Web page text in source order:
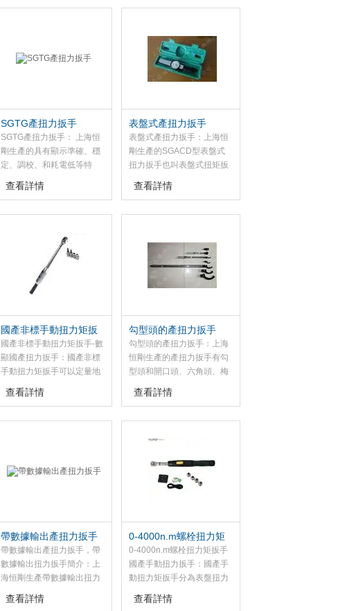
業的空間小，用力過猛損壞
220V50/60Hz 精度±5%。
SGTG產扭力扳手
SGTG產扭力扳手： 上海恒
剛生產的具有顯示準確、穩
定、調校、和耗電低等特
點，該產扭力扳手適用于螺
紋緊固扭矩的準確裝配和控
查看詳情
表盤式產扭力扳手
表盤式產扭力扳手：上海恒
剛生產的SGACD型表盤式
扭力扳手也叫表盤式扭矩扳
手或表盤式力矩扳手。力矩
是力和距離的乘積，在緊固
矩過大螺紋，所以用表盤式
扭力扳手來操作。
查看詳情
國產非標手動扭力矩扳
手-數顯國產扭力扳手
國產非標手動扭力矩扳手-數
顯國產扭力扳手：國產非標
手動扭力矩扳手可以定量地
緊固檢測螺栓、控制扭力矩
并以數字的形式顯示緊固力
等行業的螺栓緊固檢測及控
查看詳情
勾型頭的產扭力扳手
勾型頭的產扭力扳手：上海
恒剛生產的產扭力扳手有勾
型頭和開口頭、六角頭、梅
花頭、活動扳手頭等多種規
格，我扭力扳手用于檢驗汽
力扳手主要用于航空、航
械、電力、發動機、內燃機
等行業對緊固力矩有嚴格要
查看詳情
帶數據輸出產扭力扳手
帶數據輸出產扭力扳手，帶
數據輸出扭力扳手簡介：上
海恒剛生產帶數據輸出扭力
扳手和不帶數據輸出扭力扳
手，此款帶數據輸出扭力扳
查看詳情
0-4000n.m螺栓扭力矩
扳手 國產手動扭力扳手
0-4000n.m螺栓扭力矩扳手
國產手動扭力扳手：國產手
動扭力矩扳手分為表盤扭力
扳手，數顯扭力扳手，預置
式扭力扳手（又稱為咔嗒扭
查看詳情